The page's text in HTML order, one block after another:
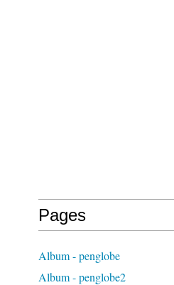
Pages
Album - penglobe
Album - penglobe2